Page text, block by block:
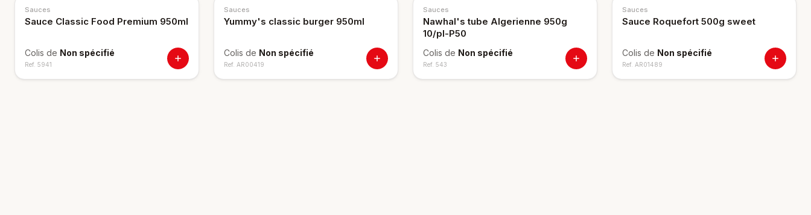
Sauces
Sauce Classic Food Premium 950ml
Colis de Non spécifié
Ref. 5941
Sauces
Yummy's classic burger 950ml
Colis de Non spécifié
Ref. AR00419
Sauces
Nawhal's tube Algerienne 950g
10/pl-P50
Colis de Non spécifié
Ref. 543
Sauces
Sauce Roquefort 500g sweet
Colis de Non spécifié
Ref. AR01489